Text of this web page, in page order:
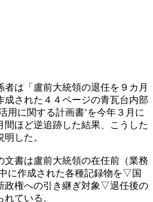
者は「盧前大統領の退任を９カ月
成された４４ページの青瓦台内部
用に関する計画書’を今年３月に
ほど逆追跡した結果、こうした
した。
文書は盧前大統領の在任前（業務
に作成された各種記録物を▽国
政権への引き継ぎ対象▽退任後の
ている。